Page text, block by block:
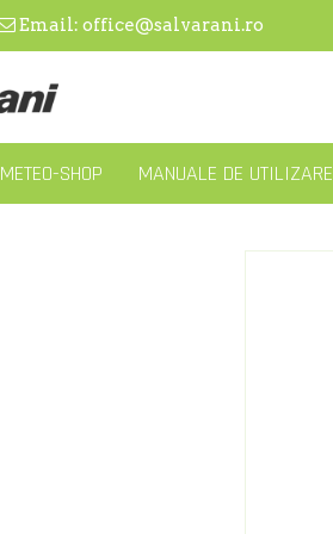
Email: office@salvarani.ro
METEO-SHOP MANUALE DE UTILIZARE